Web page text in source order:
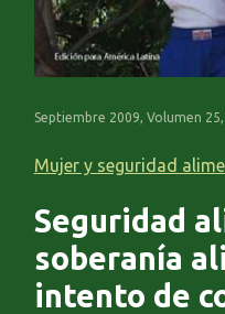
Septiembre 2009, Volumen
Mujer y seguridad
Seguridad
soberanía
intento de